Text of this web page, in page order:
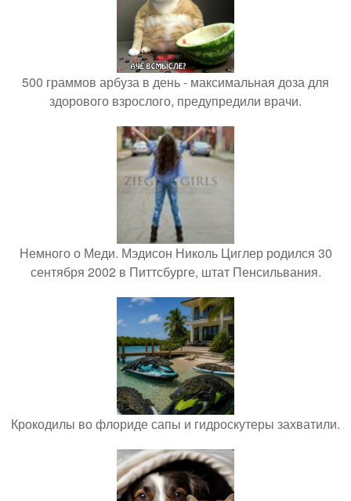
500 граммов арбуза в день - максимальная доза для
здорового взрослого, предупредили врачи.
Немного о Меди. Мэдисон Николь Циглер родился 30
сентября 2002 в Питтсбурге, штат Пенсильвания.
Крокодилы во флориде сапы и гидроскутеры захватили.